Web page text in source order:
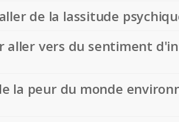
de la lassitude
aller vers du sentiment
la peur du monde